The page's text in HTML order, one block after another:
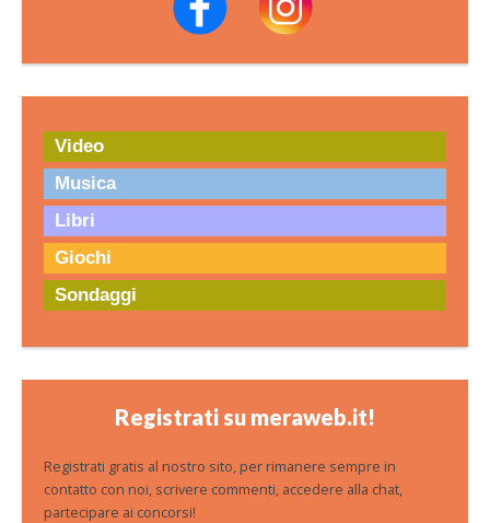
Video
Musica
Libri
Giochi
Sondaggi
Registrati su meraweb.it!
Registrati gratis al nostro sito, per rimanere sempre in
contatto con noi, scrivere commenti, accedere alla chat,
partecipare ai concorsi!